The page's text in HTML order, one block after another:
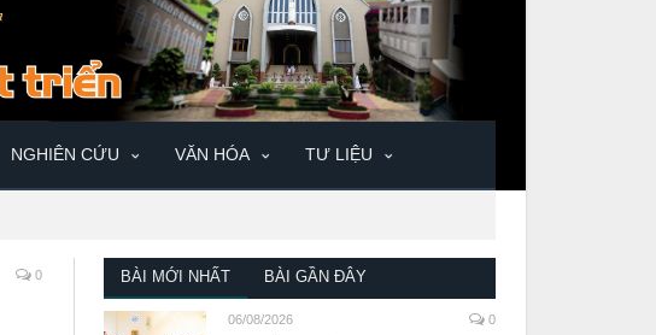
NGHIÊN CỨU VĂN HÓA TƯ LIỆU
0 BÀI MỚI NHẤT BÀI GẦN ĐÂY
06/08/2026 0